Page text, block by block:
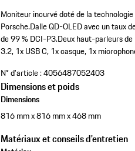
Moniteur incurvé doté de la
Porsche.Dalle QD-OLED avec un taux
de 99 % DCI-P3.Deux haut-parleurs
3.2, 1x USB C, 1x casque, 1x
N° d'article :4056487052403
Dimensions et poids
Dimensions
816 mm x 816 mm x 468 mm
Matériaux et conseils d'entretien